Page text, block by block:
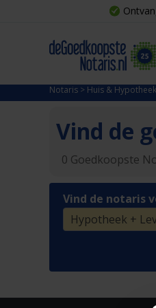
Notaris > Huis & Hypotheek
Vind de
0 Goedkoopste
Vind de notaris